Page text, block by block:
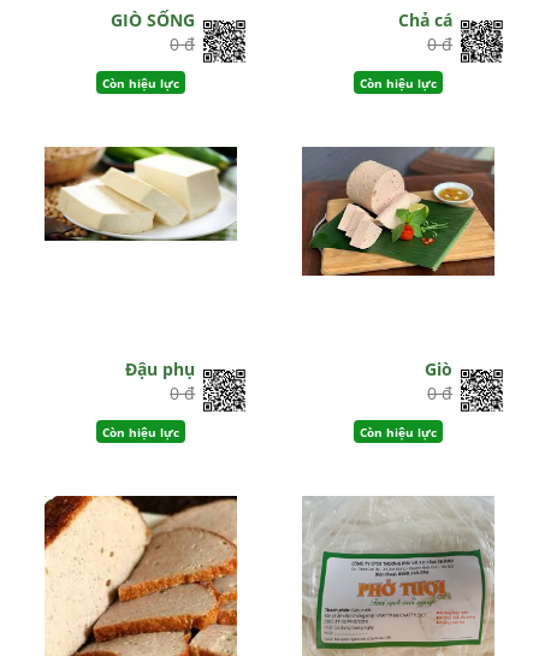
GIÒ SỐNG
0 đ
Còn hiệu lực
Chả cá
0 đ
Còn hiệu lực
Đậu phụ
0 đ
Còn hiệu lực
Giò
0 đ
Còn hiệu lực